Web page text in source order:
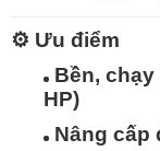
⚙️ Ưu điểm
Bền,
HP)
Nâng cấp